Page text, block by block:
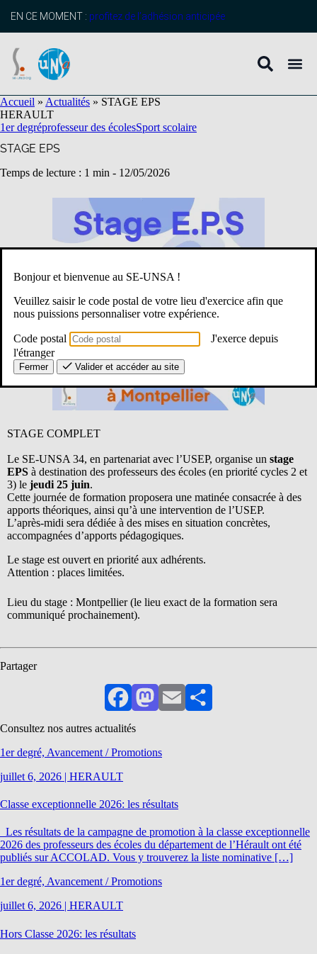
principal
EN CE MOMENT : profitez de l’adhésion anticipée
Accueil » Actualités » STAGE EPS
HERAULT
1er degréprofesseur des écolesSport scolaire
STAGE EPS
Temps de lecture : 1 min - 12/05/2026
STAGE COMPLET
Le SE-UNSA 34, en partenariat avec l’USEP, organise un stage
EPS à destination des professeurs des écoles (en priorité cycles 2 et
3) le jeudi 25 juin.
Cette journée de formation proposera une matinée consacrée à des
apports théoriques, ainsi qu’à une intervention de l’USEP.
L’après-midi sera dédiée à des mises en situation concrètes,
accompagnées d’apports pédagogiques.
Le stage est ouvert en priorité aux adhérents.
Attention : places limitées.
Lieu du stage : Montpellier (le lieu exact de la formation sera
communiqué prochainement).
Partager
FacebookMastodon
EmailPartager
Consultez nos autres actualités
1er degré, Avancement / Promotions
juillet 6, 2026 | HERAULT
Classe exceptionnelle 2026: les résultats
Les résultats de la campagne de promotion à la classe exceptionnelle
2026 des professeurs des écoles du département de l’Hérault ont été
publiés sur ACCOLAD. Vous y trouverez la liste nominative […]
1er degré, Avancement / Promotions
juillet 6, 2026 | HERAULT
Hors Classe 2026: les résultats
Bonjour et bienvenue au SE-UNSA !
Veuillez saisir le code postal de votre lieu d'exercice afin que
nous puissions personnaliser votre expérience.
Code postal
J'exerce depuis
l'étranger
Fermer Valider et accéder au site